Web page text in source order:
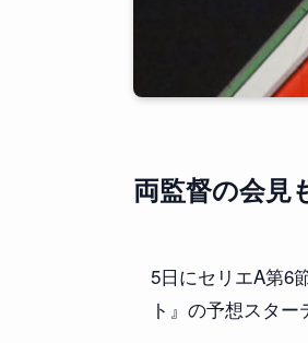
両監督の会見
5日にセリエA第6
ト』の予想スタ